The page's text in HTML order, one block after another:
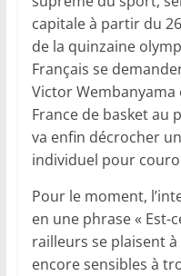
capitale à partir du
de la quinzaine
Français se
Victor Wembanyama
France de basket au
va enfin décrocher
individuel pour
Pour le moment,
en une phrase « Est-
railleurs se plaisent
encore sensibles à